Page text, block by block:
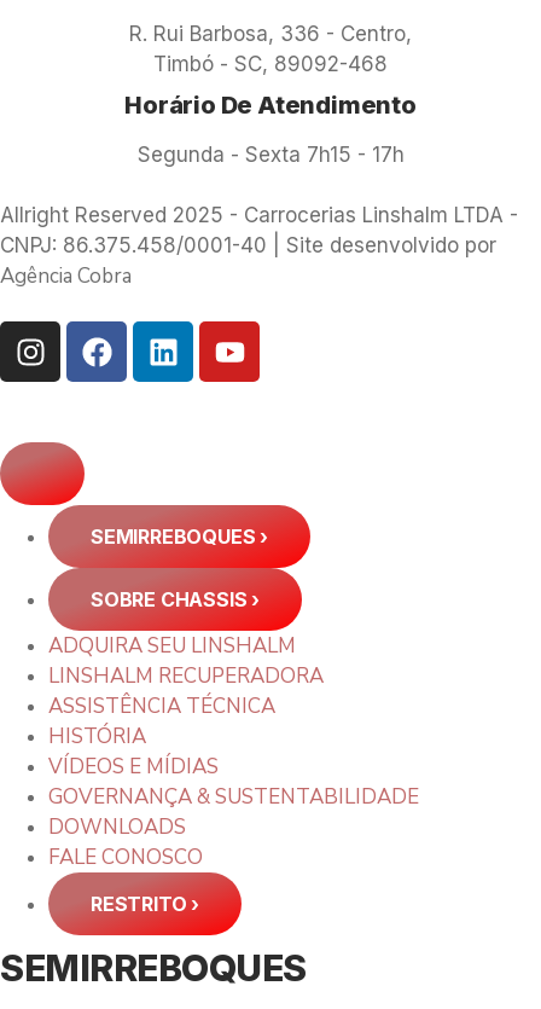
R. Rui Barbosa, 336 - Centro,
Timbó - SC, 89092-468
Horário De Atendimento
Segunda - Sexta 7h15 - 17h
Allright Reserved 2025 - Carrocerias Linshalm LTDA -
CNPJ: 86.375.458/0001-40 | Site desenvolvido por
Agência Cobra
SEMIRREBOQUES ›
SOBRE CHASSIS ›
ADQUIRA SEU LINSHALM
LINSHALM RECUPERADORA
ASSISTÊNCIA TÉCNICA
HISTÓRIA
VÍDEOS E MÍDIAS
GOVERNANÇA & SUSTENTABILIDADE
DOWNLOADS
FALE CONOSCO
RESTRITO ›
SEMIRREBOQUES